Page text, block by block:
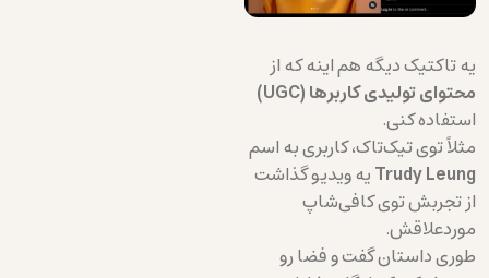
یه تاکتیک دیگه هم اینه که از
محتوای تولیدی کاربرها (UGC)
استفاده کنی.
مثلاً توی تیک‌تاک، کاربری به اسم
Trudy Leungیه ویدیو گذاشت
از تجربش توی کافی‌شاپ
موردعلاقش.
طوری داستان گفت و فضا رو